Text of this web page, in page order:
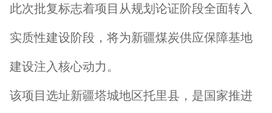
此次批复标志着项目从规划论证阶段全面转入
实质性建设阶段，将为新疆煤炭供应保障基地
建设注入核心动力。
该项目选址新疆塔城地区托里县，是国家推进